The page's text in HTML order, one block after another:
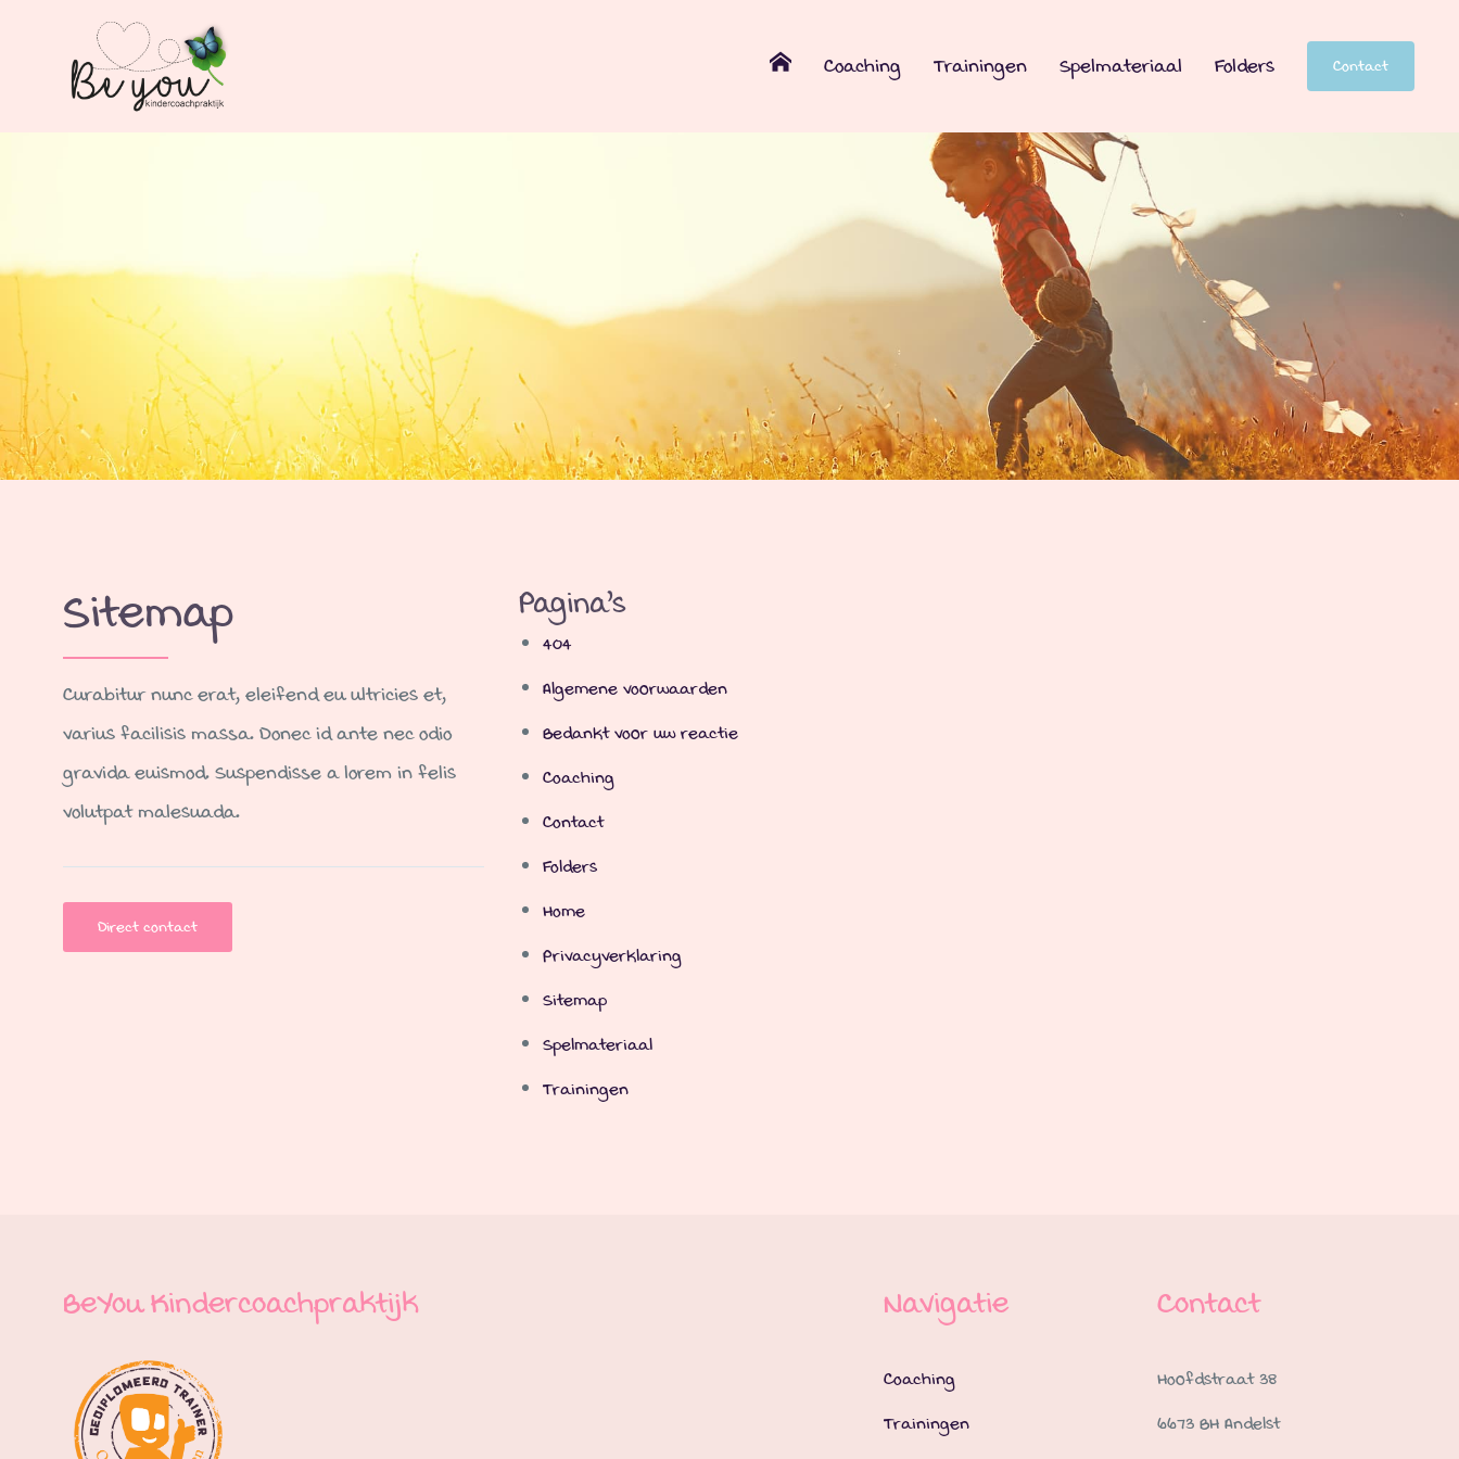
Coaching Trainingen Spelmateriaal Folders Contact
Sitemap
Curabitur nunc erat, eleifend eu ultricies et,
varius facilisis massa. Donec id ante nec odio
gravida euismod. Suspendisse a lorem in felis
volutpat malesuada.
Direct contact
Pagina's
404
Algemene voorwaarden
Bedankt voor uw reactie
Coaching
Contact
Folders
Home
Privacyverklaring
Sitemap
Spelmateriaal
Trainingen
BeYou Kindercoachpraktijk Navigatie
Coaching
Trainingen
Contact
Hoofdstraat 38
6673 BH Andelst